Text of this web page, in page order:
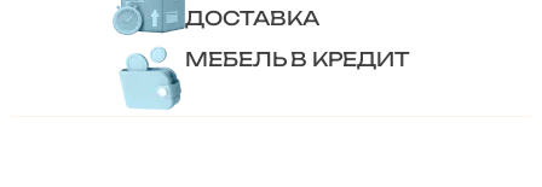
ДОСТАВКА
МЕБЕЛЬ В КРЕДИТ